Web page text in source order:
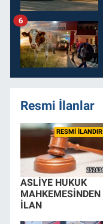
6
Resmi İlanlar
RESMİ İLANDIR
ASLİYE HUKUK
MAHKEMESİNDEN
İLAN